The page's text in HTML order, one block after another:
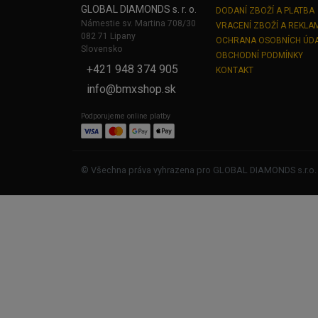
GLOBAL DIAMONDS s. r. o.
Námestie sv. Martina 708/30
082 71 Lipany
Slovensko
+421 948 374 905
info@bmxshop.sk
Podporujeme online platby
DODANÍ ZBOŽÍ A PLATBA
VRACENÍ ZBOŽÍ A
OCHRANA OSOBNÍCH
OBCHODNÍ PODMÍNKY
KONTAKT
© Všechna práva vyhrazena pro GLOBAL DIAMONDS s.r.o.